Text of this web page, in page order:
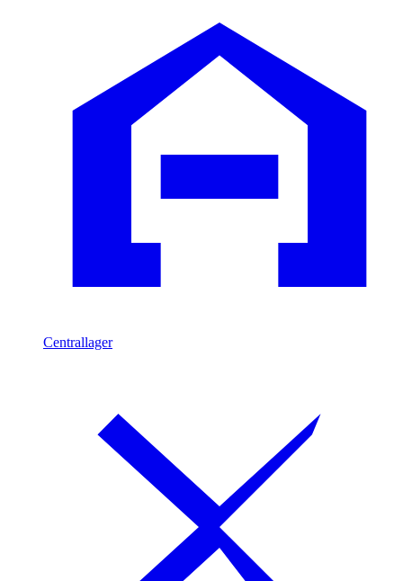
Centrallager